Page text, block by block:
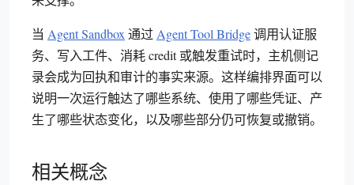
当 Agent Sandbox通过Agent Tool Bridge调用认证服
务、写入工件、消耗 credit 或触发重试时，主机侧记
录会成为回执和审计的事实来源。这样编排界面可以
说明一次运行触达了哪些系统、使用了哪些凭证、产
生了哪些状态变化，以及哪些部分仍可恢复或撤销。
相关概念